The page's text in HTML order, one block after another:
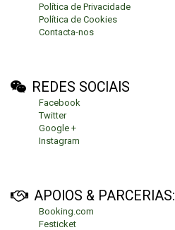
Política de Privacidade
Política de Cookies
Contacta-nos
REDES SOCIAIS
Facebook
Twitter
Google +
Instagram
APOIOS & PARCERIAS:
Booking.com
Festicket